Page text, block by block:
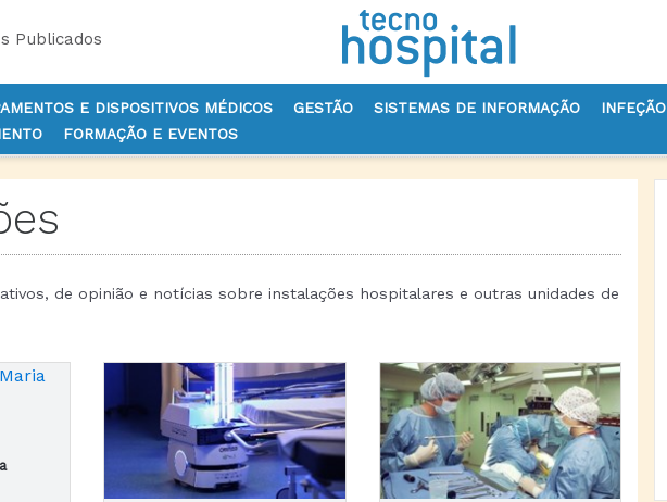
Publicados
E DISPOSITIVOS MÉDICOS GESTÃO SISTEMAS DE INFORMAÇÃO
INFEÇÃO
FORMAÇÃO E EVENTOS
de opinião e notícias sobre instalações hospitalares e outras unidades de